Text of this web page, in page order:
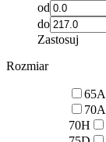
od
do
Zastosuj
Rozmiar
65A
70A
70H